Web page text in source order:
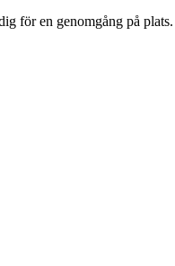
för en genomgång på plats.